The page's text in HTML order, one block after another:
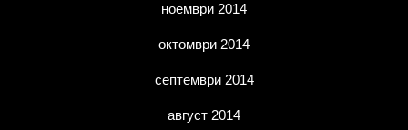
ноември 2014
октомври 2014
септември 2014
август 2014